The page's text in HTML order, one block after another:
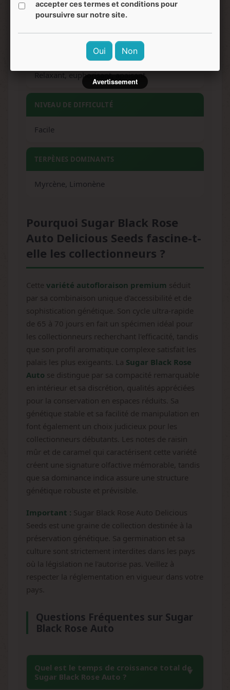
Raisin mûr, caramel, fruit mûr, épicé-sucré
Relaxant, euphorisant, apaisant
NIVEAU DE DIFFICULTÉ
Facile
TERPÈNES DOMINANTS
Myrcène, Limonène
Pourquoi Sugar Black Rose
Auto Delicious Seeds fascine-t-
elle les collectionneurs ?
Cette variété autofloraison premium séduit
par sa combinaison unique d'accessibilité et de
sophistication génétique. Son cycle ultra-rapide
de 65 à 70 jours en fait un spécimen idéal pour
les collectionneurs recherchant l'efficacité, tandis
que son profil aromatique complexe satisfait les
palais les plus exigeants. La Sugar Black Rose
Auto se distingue par sa compacité remarquable
en intérieur et sa discrétion, qualités appréciées
pour la conservation en espaces réduits. Sa
génétique stable et sa facilité de manipulation en
font également un choix judicieux pour les
collectionneurs débutants. Les notes de raisin
mûr et de caramel qui caractérisent cette variété
créent une signature olfactive mémorable, tandis
que sa dominance indica assure une structure
génétique robuste et prévisible.
Important : Sugar Black Rose Auto Delicious
Seeds est une graine de collection destinée à la
préservation génétique. Sa germination et sa
culture sont strictement interdites dans les pays
où la législation ne l'autorise pas. Veillez à
respecter la réglementation en vigueur dans votre
pays.
Questions Fréquentes sur Sugar
Black Rose Auto
Quel est le temps de croissance total de
Sugar Black Rose Auto ?
accepter ces termes et conditions pour
poursuivre sur notre site.
Oui Non
Avertissement